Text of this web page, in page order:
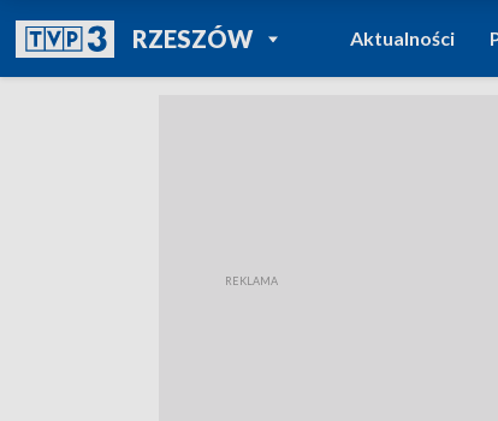
RZESZÓWPOWRÓT DO
TVP REGIONY
Aktualności